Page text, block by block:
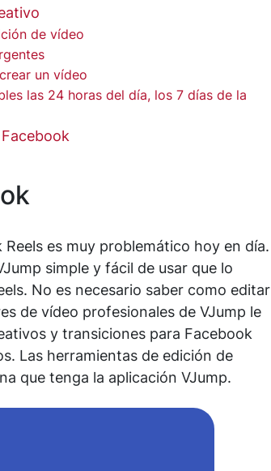
de vídeo
un vídeo
las 24 horas del día, los 7 días de la
es muy problemático hoy en día.
simple y fácil de usar que lo
No es necesario saber como editar
de vídeo profesionales de VJump le
y transiciones para Facebook
Las herramientas de edición de
que tenga la aplicación VJump.